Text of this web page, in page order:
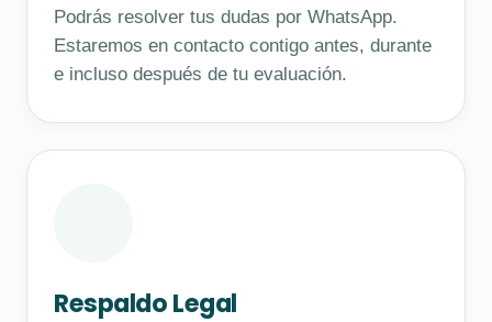
Podrás resolver tus dudas por WhatsApp.
Estaremos en contacto contigo antes, durante
e incluso después de tu evaluación.
Respaldo Legal